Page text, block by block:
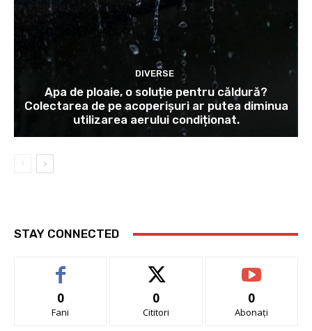
DIVERSE
Apa de ploaie, o soluție pentru căldură?
Colectarea de pe acoperișuri ar putea diminua
utilizarea aerului condiționat.
STAY CONNECTED
0
Fani
0
Cititori
0
Abonați